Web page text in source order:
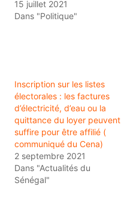
15 juillet 2021
Dans "Politique"
Inscription sur les listes
électorales : les factures
d’électricité, d’eau ou la
quittance du loyer peuvent
suffire pour être affilié (
communiqué du Cena)
2 septembre 2021
Dans "Actualités du
Sénégal"